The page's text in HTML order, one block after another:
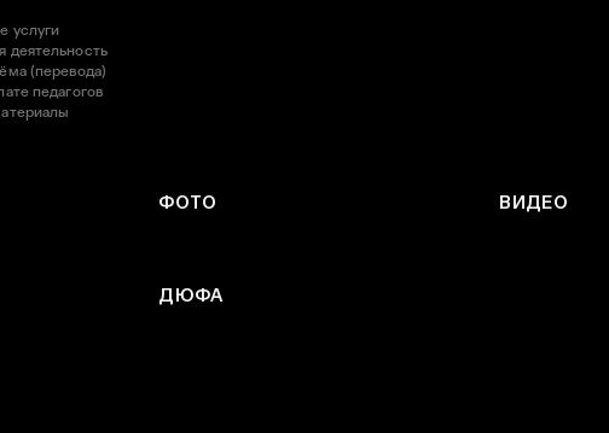
услуги
деятельность
(перевода)
педагогов
ФОТО ВИДЕО
ДЮФА